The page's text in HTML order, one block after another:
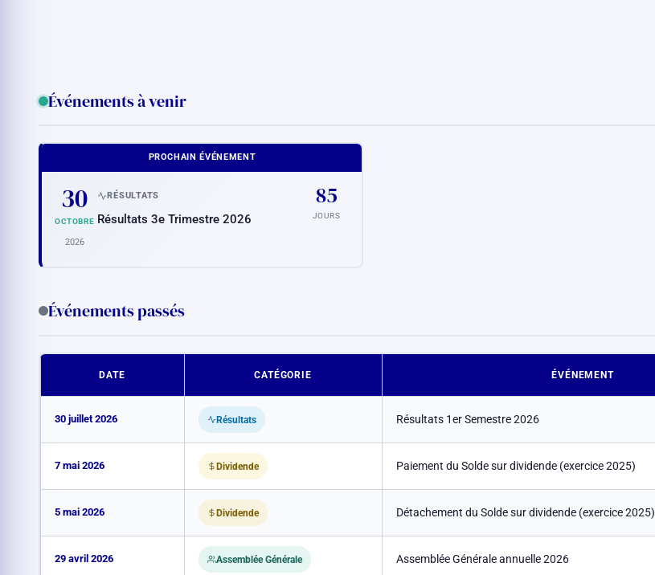
Événements à venir
PROCHAIN ÉVÉNEMENT
30
OCTOBRE
2026
RÉSULTATS
Résultats 3e Trimestre 2026
85
JOURS
Événements passés
DATE CATÉGORIE ÉVÉNEMENT
30 juillet 2026 Résultats Résultats 1er Semestre 2026
7 mai 2026 Dividende Paiement du Solde sur dividende (exercice 2025)
5 mai 2026 Dividende Détachement du Solde sur dividende (exercice 2025)
29 avril 2026 Assemblée Générale Assemblée Générale annuelle 2026